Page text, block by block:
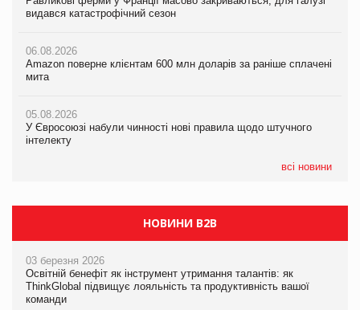
видався катастрофічний сезон
06.08.2026
Amazon поверне клієнтам 600 млн доларів за раніше сплачені
мита
05.08.2026
У Євросоюзі набули чинності нові правила щодо штучного
інтелекту
всі новини
видався катастрофічний сезон
06.08.2026
Amazon поверне клієнтам 600 млн доларів за раніше сплачені
мита
05.08.2026
У Євросоюзі набули чинності нові правила щодо штучного
інтелекту
мита
05.08.2026
У Євросоюзі набули чинності нові правила щодо штучного
інтелекту
05.08.2026
Рекламна платформа вимагає від Google компенсацію за
втрату 6,9 трлн рекламних показів
НОВИНИ B2B
03 березня 2026
Освітній бенефіт як інструмент утримання талантів: як
ThinkGlobal підвищує лояльність та продуктивність вашої
команди